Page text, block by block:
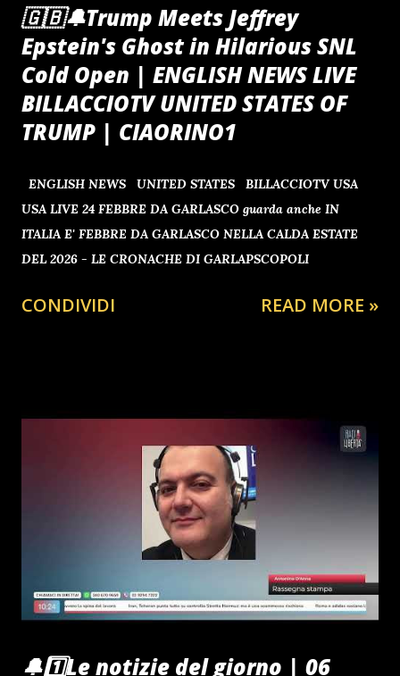
🇬🇧🔔Trump Meets Jeffrey
Epstein's Ghost in Hilarious SNL
Cold Open | ENGLISH NEWS LIVE
BILLACCIOTV UNITED STATES OF
TRUMP | CIAORINO1
ENGLISH NEWS UNITED STATES BILLACCIOTV USA
USA LIVE 24 FEBBRE DA GARLASCO guarda anche IN
ITALIA E' FEBBRE DA GARLASCO NELLA CALDA ESTATE
DEL 2026 - LE CRONACHE DI GARLAPSCOPOLI
CONDIVIDI READ MORE »
🔔1️⃣Le notizie del giorno | 06